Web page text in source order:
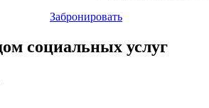
Забронировать
социальных услуг